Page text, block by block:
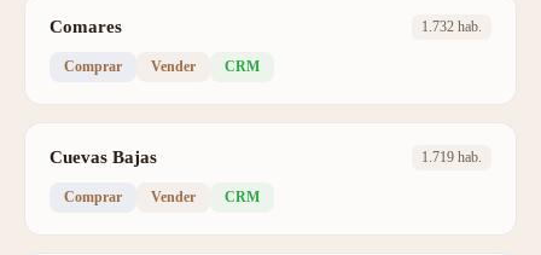
Comares 1.732 hab.
Comprar Vender CRM
Cuevas Bajas 1.719 hab.
Comprar Vender CRM